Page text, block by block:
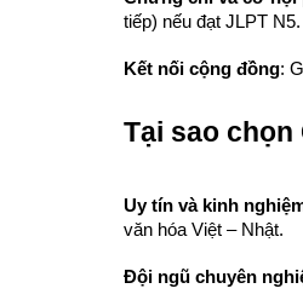
tiếp) nếu đạt JLPT N5.
Kết nối cộng đồng:
Tại sao chọn
Uy tín và kinh
văn hóa Việt – Nhật.
Đội ngũ chuyên